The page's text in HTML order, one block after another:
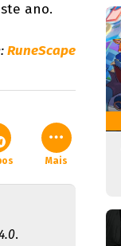
ano.
RuneScape
Mais
.